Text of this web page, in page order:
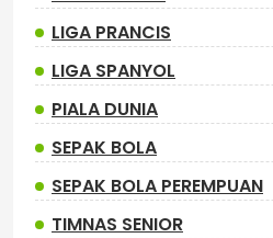
LIGA PRANCIS
LIGA SPANYOL
PIALA DUNIA
SEPAK BOLA
SEPAK BOLA PEREMPUAN
TIMNAS SENIOR